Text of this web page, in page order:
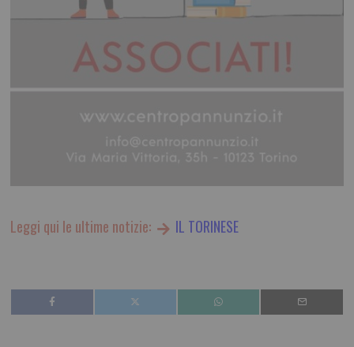
Leggi qui le ultime notizie: IL TORINESE